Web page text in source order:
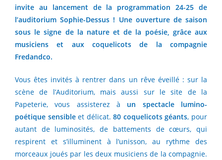
invite au lancement de la programmation 24-25 de
l’auditorium Sophie-Dessus ! Une ouverture de saison
sous le signe de la nature et de la poésie, grâce aux
musiciens et aux coquelicots de la compagnie
Fredandco.
Vous êtes invités à rentrer dans un rêve éveillé : sur la
scène de l’Auditorium, mais aussi sur le site de la
Papeterie, vous assisterez à un spectacle lumino-
poétique sensibleet délicat.80 coquelicots géants, pour
autant de luminosités, de battements de cœurs, qui
respirent et s’illuminent à l’unisson, au rythme des
morceaux joués par les deux musiciens de la compagnie.